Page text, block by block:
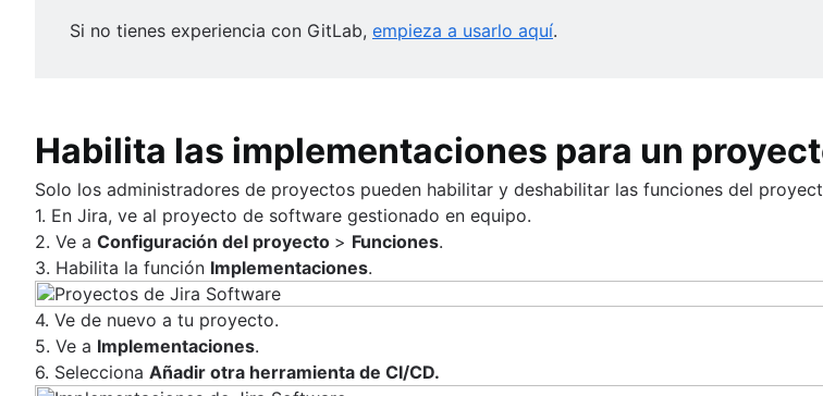
Presentación
Atlassian ImageLabeller
Integración de Jira con CI/CD
Configurar el modelo previamente entrenado de AWS SageMaker
Implementar ImageLabeller
Presentación
Implementar ImageLabeller con Bitbucket
Implementar ImageLabeller con GitHub
Implementar ImageLabeller con GitLab
Monitorizar ImageLabeller
Presentación
Monitoriza con Opsgenie
Implementar alarmas de AWS CloudWatch con Bitbucket
Implementar alarmas de AWS CloudWatch con GitHub
Implementar alarmas de AWS CloudWatch con GitLab
Integraciones de terceros
Presentación
Integrar Snyk en Atlassian Open DevOps
Uso de las marcas de función de Launch Darkly con Bitbucket Pipelines
Uso de marcas de función de Split con Bitbucket Pipelines
Compilar con las API de Atlassian
Presentación
Integración de Concourse-CI y Open DevOps
Si no tienes experiencia con GitLab, empieza a usarlo aquí.
Habilita las implementaciones para un
Solo los administradores de proyectos pueden habilitar y deshabilitar las funciones del
1. En Jira, ve al proyecto de software gestionado en equipo.
2. Ve a Configuración del proyecto > Funciones.
3. Habilita la función Implementaciones.
4. Ve de nuevo a tu proyecto.
5. Ve a Implementaciones.
6. Selecciona Añadir otra herramienta de CI/CD.